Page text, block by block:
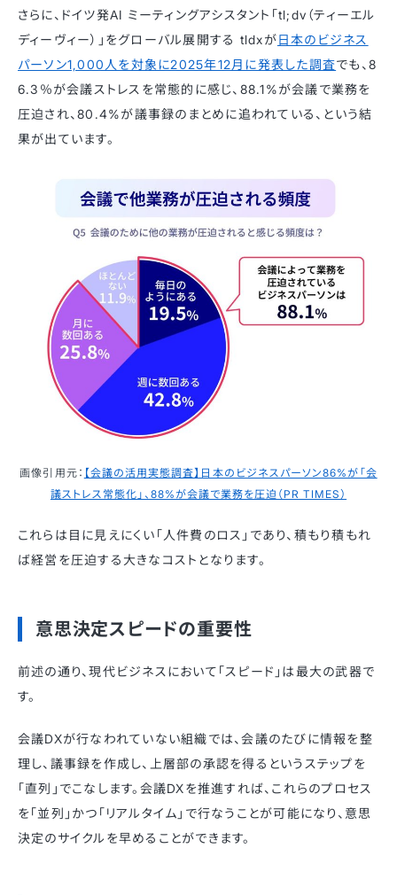
さらに、ドイツ発AI ミーティングアシスタント「tl;dv（ティーエル
ディーヴィー）」をグローバル展開する tldxが日本のビジネス
パーソン1,000人を対象に2025年12月に発表した調査でも、8
6.3％が会議ストレスを常態的に感じ、88.1%が会議で業務を
圧迫され、80.4%が議事録のまとめに追われている、という結
果が出ています。
画像引用元： 【会議の活用実態調査】日本のビジネスパーソン86%が「会
議ストレス常態化」、88%が会議で業務を圧迫（PR TIMES）
これらは目に見えにくい「人件費のロス」であり、積もり積もれ
ば経営を圧迫する大きなコストとなります。
意思決定スピードの重要性
前述の通り、現代ビジネスにおいて「スピード」は最大の武器で
す。
会議DXが行なわれていない組織では、会議のたびに情報を整
理し、議事録を作成し、上層部の承認を得るというステップを
「直列」でこなします。会議DXを推進すれば、これらのプロセス
を「並列」かつ「リアルタイム」で行なうことが可能になり、意思
決定のサイクルを早めることができます。